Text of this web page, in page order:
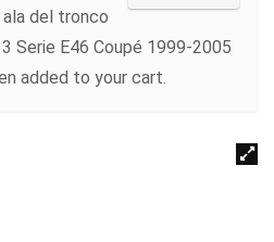
del tronco
Serie E46 Coupé 1999-2005
added to your cart.